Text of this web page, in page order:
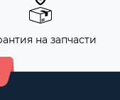
на запчасти